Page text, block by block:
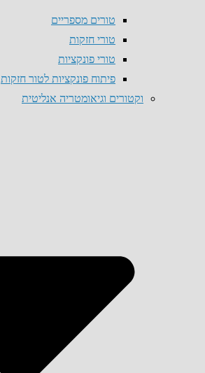
טורים מספריים
טורי חזקות
טורי פונקציות
פיתוח פונקציות לטור חזקות
וקטורים וגיאומטריה אנליטית